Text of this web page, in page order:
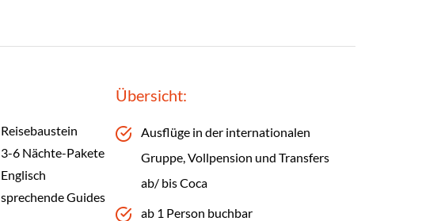
Reisebaustein
3-6 Nächte-Pakete
Englisch
sprechende Guides
Übersicht:
Ausflüge in der internationalen
Gruppe, Vollpension und Transfers
ab/ bis Coca
ab 1 Person buchbar